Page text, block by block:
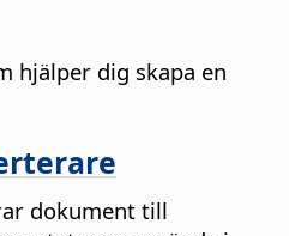
hjälper dig skapa en
dokument till